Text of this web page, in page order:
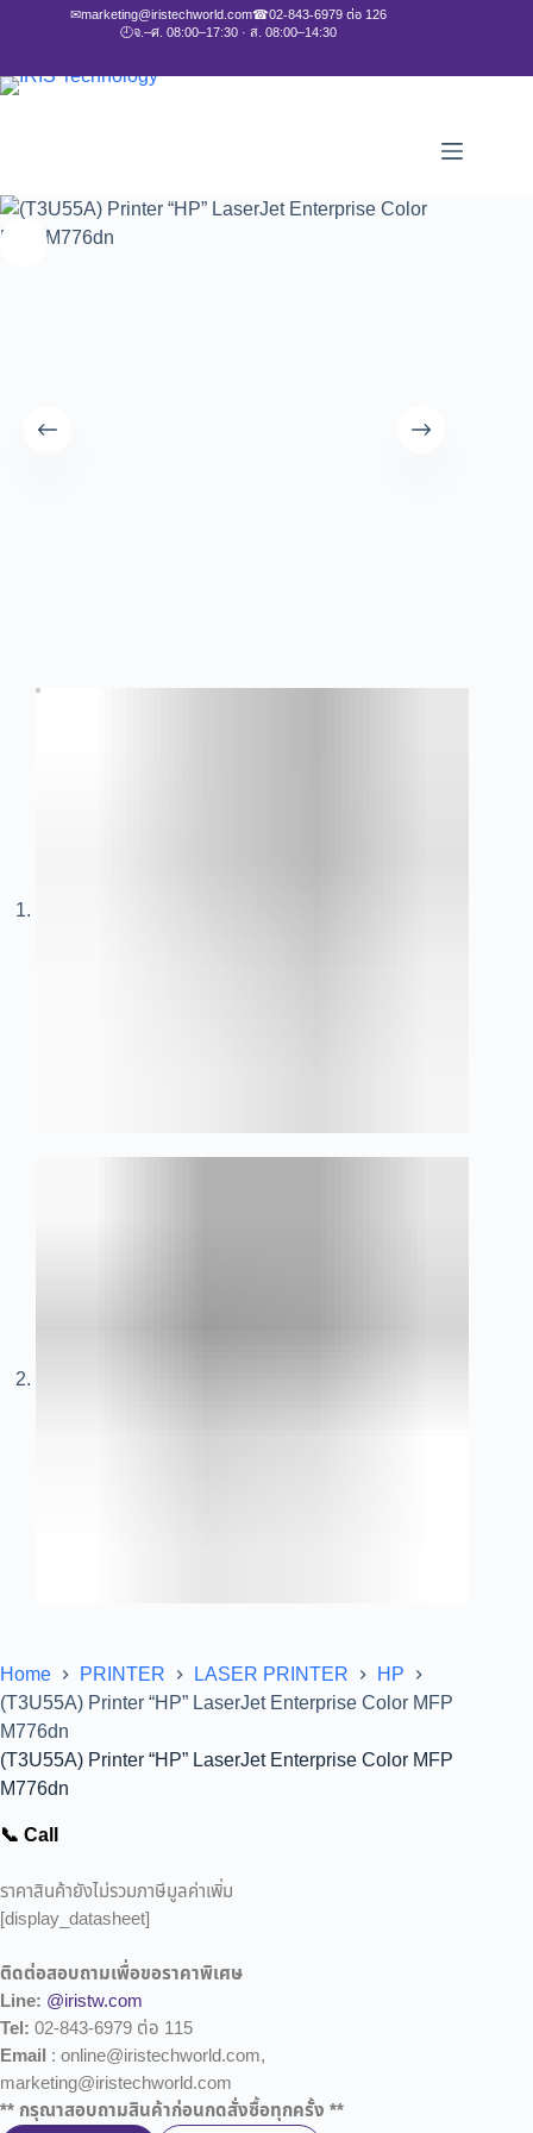
✉marketing@iristechworld.com☎02-843-6979 ต่อ 126
🕘จ.–ศ. 08:00–17:30 · ส. 08:00–14:30
Home PRINTER LASER PRINTER
HP
(T3U55A) Printer “HP” LaserJet Enterprise Color MFP
M776dn
(T3U55A) Printer “HP” LaserJet Enterprise Color MFP
M776dn
📞 Call
ราคาสินค้ายังไม่รวมภาษีมูลค่าเพิ่ม
[display_datasheet]
ติดต่อสอบถามเพื่อขอราคาพิเศษ
Line: @iristw.com
Tel: 02-843-6979 ต่อ 115
Email : online@iristechworld.com,
marketing@iristechworld.com
** กรุณาสอบถามสินค้าก่อนกดสั่งซื้อทุกครั้ง **